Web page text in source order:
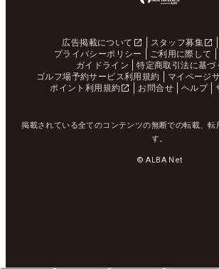
広告掲載について スタッフ募集
プライバシーポリシー
ご利用に際して
ガイドライン
特定商取引法に基づ
ゴルフ場予約サービス利用規約
マイページ
ポイント利用規約
お問合せ ヘルプ
掲載されている全てのコンテンツの無断での転載、転
す。
© ALBA Net